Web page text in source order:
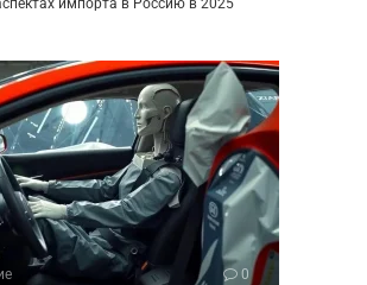
импорта в Россию в 2025
0